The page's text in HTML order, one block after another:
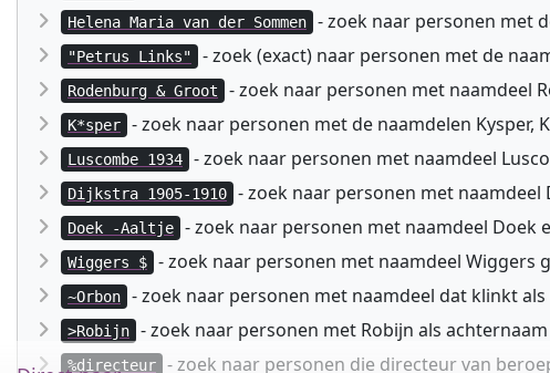
Helena Maria van der Sommen - zoek naar personen met
"Petrus Links" - zoek (exact) naar personen met de
Rodenburg & Groot - zoek naar personen met naamdeel
K*sper - zoek naar personen met de naamdelen Kysper,
Luscombe 1934 - zoek naar personen met naamdeel
Dijkstra 1905-1910 - zoek naar personen met
Doek -Aaltje - zoek naar personen met naamdeel Doek
Wiggers $ - zoek naar personen met naamdeel Wiggers
~Orbon - zoek naar personen met naamdeel dat klinkt
>Robijn - zoek naar personen met Robijn als achternaam
%directeur - zoek naar personen die directeur van